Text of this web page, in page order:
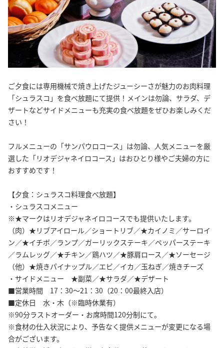
ご夕食には専用機械で焼き上げたジューシーさが魅力のお肉料理
「シュラスコ」を食べ放題にて提供！メインは勿論、サラダ、デ
ザートなどサイドメニューも充実の食べ放題をぜひお楽しみくだ
さい！
フルメニューの「サンパウロコース」は勿論、人気メニューを厳
選した「リオデジャネイロコース」はおひとり様やご夫婦の方に
おすすめです！
【夕食：シュラスコ料理食べ放題】
・シュラスコメニュー
※★マークはリオデジャネイロコースでも提供いたします。
（肉）★リブアイロール／ショートリブ／★カイノミ／サーロイ
ン／★イチボ／ランプ／ガーリックステーキ／ペッパーステーキ
／ラムレッグ／★チキン／鶏ハツ／★豚肩ロース／★ソーセージ
（他）★焼きパイナップル／エビ／イカ／玉ねぎ／焼きチーズ
・サイドメニュー ★副菜／★サラダ／★デザート
■営業時間 17：30～21：30（20：00最終入店）
■定休日 水・木（※臨時休業有）
※90分ラストオーダー・お席時間120分制にて。
※食材の仕入状況により、予告なく提供メニューが変更になる場
合がございます。